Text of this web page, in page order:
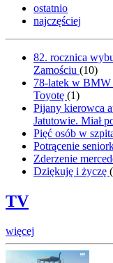
ostatnio
najczęściej
82. rocznica
Zamościu (10)
78-latek w BMW
Toyotę (1)
Pijany kierowca
Jatutowie. Miał
Pięć osób w
Potrącenie
Zderzenie
Dziękuję i życzę (
TV
więcej